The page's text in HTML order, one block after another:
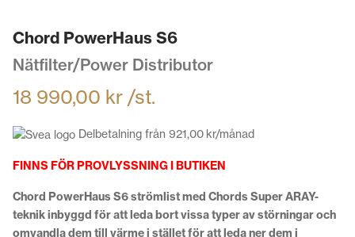
Chord PowerHaus S6
Nätfilter/Power Distributor
18 990,00 kr /st.
Delbetalning från 921,00 kr/månad
FINNS FÖR PROVLYSSNING I BUTIKEN
Chord PowerHaus S6 strömlist med Chords Super ARAY-
teknik inbyggd för att leda bort vissa typer av störningar och
omvandla dem till värme i stället för att leda ner dem i